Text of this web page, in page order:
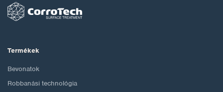
Termékek
Bevonatok
Robbanási technológia